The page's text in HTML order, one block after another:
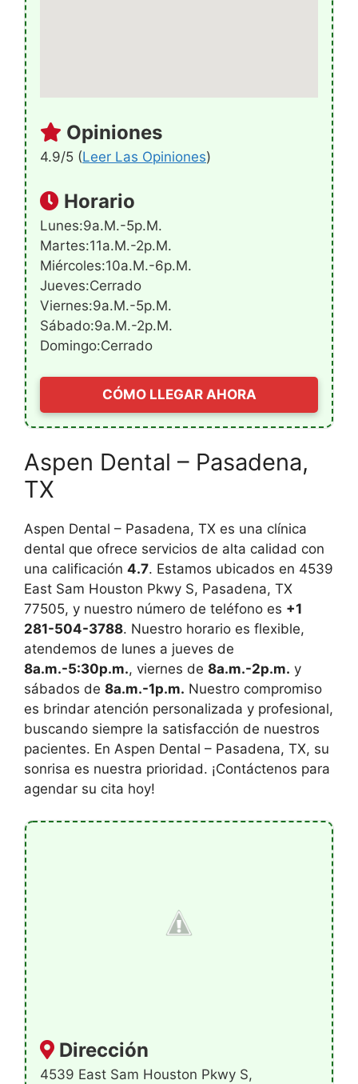
Opiniones
4.9/5 (Leer Las Opiniones)
Horario
Lunes:9a.m.-5p.m.
Martes:11a.m.-2p.m.
Miércoles:10a.m.-6p.m.
Jueves:Cerrado
Viernes:9a.m.-5p.m.
Sábado:9a.m.-2p.m.
Domingo:Cerrado
CÓMO LLEGAR AHORA
Aspen Dental – Pasadena,
TX
Aspen Dental – Pasadena, TX es una clínica
dental que ofrece servicios de alta calidad con
una calificación 4.7. Estamos ubicados en 4539
East Sam Houston Pkwy S, Pasadena, TX
77505, y nuestro número de teléfono es +1
281-504-3788. Nuestro horario es flexible,
atendemos de lunes a jueves de
8a.m.-5:30p.m., viernes de 8a.m.-2p.m. y
sábados de 8a.m.-1p.m. Nuestro compromiso
es brindar atención personalizada y profesional,
buscando siempre la satisfacción de nuestros
pacientes. En Aspen Dental – Pasadena, TX, su
sonrisa es nuestra prioridad. ¡Contáctenos para
agendar su cita hoy!
Dirección
4539 East Sam Houston Pkwy S,